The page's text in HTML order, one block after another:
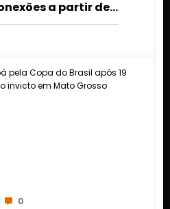
a partir de
0